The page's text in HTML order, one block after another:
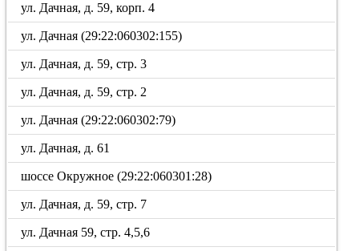
ул. Дачная, д. 59, корп. 4
ул. Дачная (29:22:060302:155)
ул. Дачная, д. 59, стр. 3
ул. Дачная, д. 59, стр. 2
ул. Дачная (29:22:060302:79)
ул. Дачная, д. 61
шоссе Окружное (29:22:060301:28)
ул. Дачная, д. 59, стр. 7
ул. Дачная 59, стр. 4,5,6